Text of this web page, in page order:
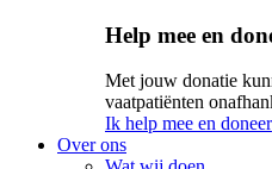
Help mee en
Met jouw donatie
vaatpatiënten
Ik help mee en doneer
Over ons